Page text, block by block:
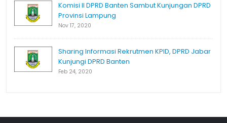
Komisi II DPRD Banten Sambut Kunjungan DPRD
Provinsi Lampung
Nov 17, 2020
Sharing Informasi Rekrutmen KPID, DPRD Jabar
Kunjungi DPRD Banten
Feb 24, 2020